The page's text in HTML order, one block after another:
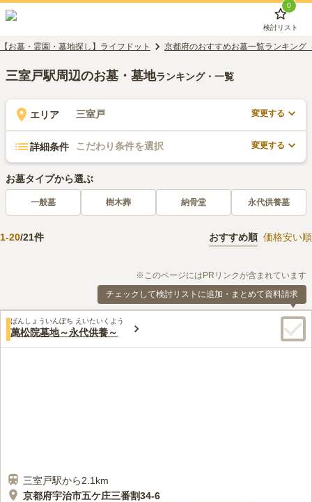
0
検討リスト
【お墓・霊園・墓地探し】ライフドット 京都府のおすすめお墓一覧ランキング
三室戸駅周辺のお墓・墓地ランキング・一覧
エリア 三室戸 変更する
詳細条件 こだわり条件を選択 変更する
お墓タイプから選ぶ
一般墓 樹木葬 納骨堂 永代供養墓
1-20/21件 おすすめ順 価格安い順
※このページにはPRリンクが含まれています
チェックして検討リストに追加・まとめて資料請求
ばんしょういんぼち えいたいくよう
萬松院墓地～永代供養～
三室戸駅から2.1km
京都府宇治市五ケ庄三番割34-6